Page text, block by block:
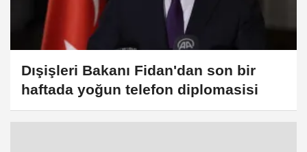
Dışişleri Bakanı Fidan'dan son bir
haftada yoğun telefon diplomasisi